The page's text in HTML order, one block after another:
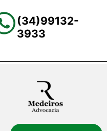
(34)99132-
3933